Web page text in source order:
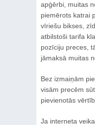
apģērbi, muitas
piemērots katrai
vīriešu bikses,
atbilstoši tarifa
pozīciju preces,
jāmaksā muitas
Bez izmaiņām
visām precēm
pievienotās
Ja interneta